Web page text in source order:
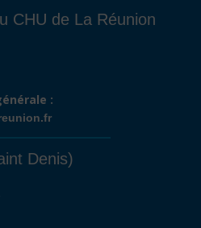
CHU de La Réunion
:
Denis)